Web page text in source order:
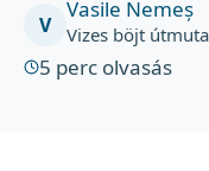
V
Vasile Nemeș
Vizes böjt
5 perc olvasás